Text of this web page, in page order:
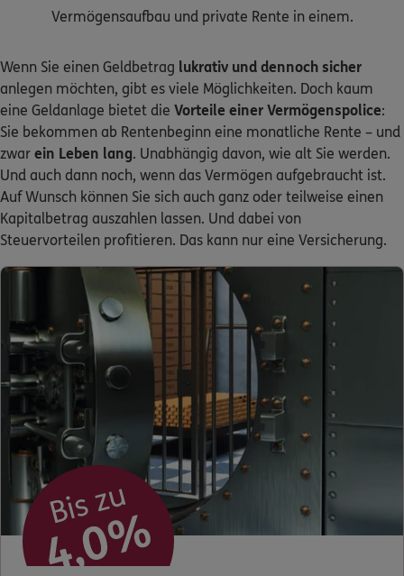
Zum Kundenportal
Schaden- oder Leistungsfall melden
Bequem online oder telefonisch.
Kontakt
Meine Versicherungen
Sehen Sie auf einen Blick Ihre Versicherungen bei ERGO,
dem ERGO Rechtsschutz und der DKV.
Zum Kundenportal
Schaden- oder Leistungsfall melden
Bequem online oder telefonisch.
Vermögensaufbau und private Rente in einem.
Wenn Sie einen Geldbetrag lukrativ und dennoch sicher
anlegen möchten, gibt es viele Möglichkeiten. Doch kaum
eine Geldanlage bietet die Vorteile einer Vermögenspolice:
Sie bekommen ab Rentenbeginn eine monatliche Rente – und
zwar ein Leben lang. Unabhängig davon, wie alt Sie werden.
Und auch dann noch, wenn das Vermögen aufgebraucht ist.
Auf Wunsch können Sie sich auch ganz oder teilweise einen
Kapitalbetrag auszahlen lassen. Und dabei von
Steuervorteilen profitieren. Das kann nur eine Versicherung.